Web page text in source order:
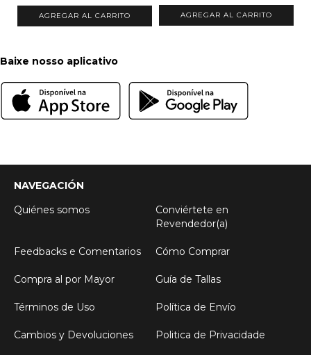
AGREGAR AL CARRITO
Baixe nosso aplicativo
NAVEGACIÓN
Quiénes somos
Conviértete en
Revendedor(a)
Feedbacks e Comentarios Cómo Comprar
Compra al por Mayor Guía de Tallas
Términos de Uso Política de Envío
Cambios y Devoluciones Politica de Privacidade